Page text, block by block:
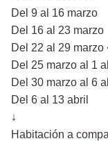
Del 9 al 16 marzo
Del 16 al 23 marzo
Del 22 al 29 marzo
Del 25 marzo al 1
Del 30 marzo al 6
Del 6 al 13 abril
↓
Habitación a